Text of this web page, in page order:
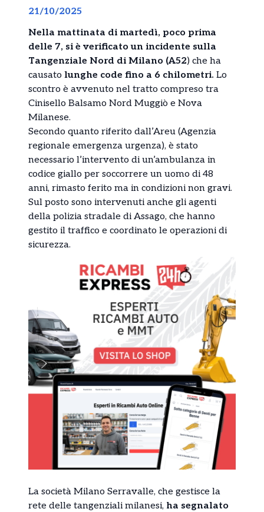
21/10/2025
Nella mattinata di martedì, poco prima
delle 7, si è verificato un incidente sulla
Tangenziale Nord di Milano (A52) che ha
causato lunghe code fino a 6 chilometri. Lo
scontro è avvenuto nel tratto compreso tra
Cinisello Balsamo Nord Muggiò e Nova
Milanese.
Secondo quanto riferito dall’Areu (Agenzia
regionale emergenza urgenza), è stato
necessario l’intervento di un’ambulanza in
codice giallo per soccorrere un uomo di 48
anni, rimasto ferito ma in condizioni non gravi.
Sul posto sono intervenuti anche gli agenti
della polizia stradale di Assago, che hanno
gestito il traffico e coordinato le operazioni di
sicurezza.
La società Milano Serravalle, che gestisce la
rete delle tangenziali milanesi, ha segnalato